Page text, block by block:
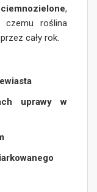
,
czemu roślina
cały rok.
uprawy w